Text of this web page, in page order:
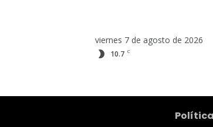
viernes 7 de agosto de 2026
10.7 C
Política